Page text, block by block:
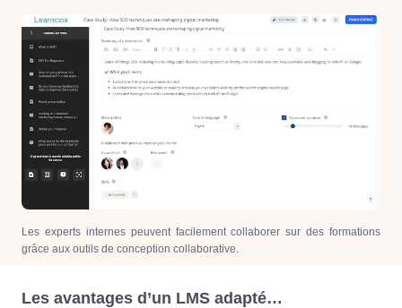
Les experts internes peuvent facilement collaborer sur des formations
grâce aux outils de conception collaborative.
Les avantages d’un LMS adapté…